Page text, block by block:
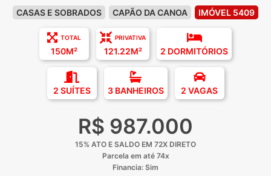
CASAS E SOBRADOS CAPÃO DA CANOA IMÓVEL 5409
TOTAL
150M²
PRIVATIVA
121.22M² 2 DORMITÓRIOS
2 SUÍTES 3 BANHEIROS 2 VAGAS
R$ 987.000
15% ATO E SALDO EM 72X DIRETO
Parcela em até 74x
Financia: Sim